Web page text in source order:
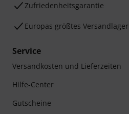
Zufriedenheitsgarantie
Europas größtes Versandlager
Service
Versandkosten und Lieferzeiten
Hilfe-Center
Gutscheine